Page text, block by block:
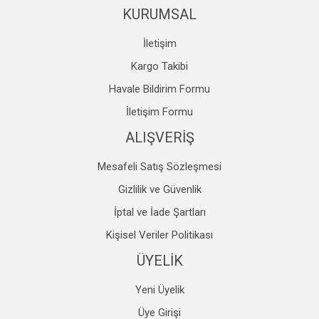
Gönder
KURUMSAL
İletişim
Kargo Takibi
Havale Bildirim Formu
İletişim Formu
ALIŞVERİŞ
Mesafeli Satış Sözleşmesi
Gizlilik ve Güvenlik
İptal ve İade Şartları
Kişisel Veriler Politikası
ÜYELİK
Yeni Üyelik
Üye Girişi